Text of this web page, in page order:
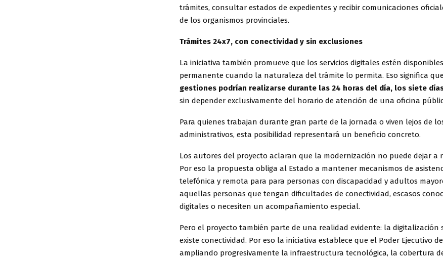
trámites, consultar estados de expedientes y recibir comunicaciones
de los organismos provinciales.
Trámites 24x7, con conectividad y sin exclusiones
La iniciativa también promueve que los servicios digitales estén
permanente cuando la naturaleza del trámite lo permita. Eso significa
gestiones podrían realizarse durante las 24 horas del día, los siete
sin depender exclusivamente del horario de atención de una oficina
Para quienes trabajan durante gran parte de la jornada o viven lejos de
administrativos, esta posibilidad representará un beneficio concreto.
Los autores del proyecto aclaran que la modernización no puede dejar a
Por eso la propuesta obliga al Estado a mantener mecanismos de
telefónica y remota para para personas con discapacidad y adultos
aquellas personas que tengan dificultades de conectividad, escasos
digitales o necesiten un acompañamiento especial.
Pero el proyecto también parte de una realidad evidente: la digitalización
existe conectividad. Por eso la iniciativa establece que el Poder Ejecutivo
ampliando progresivamente la infraestructura tecnológica, la cobertura